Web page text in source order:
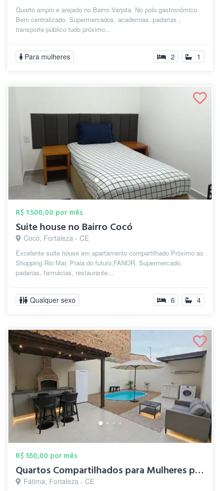
Quarto amplo e arejado no Bairro Varjota. No polo gastronômico.
Bem centralizado. Supermercados, academias, padarias ,
transporte público tudo próximo...
Para mulheres 2 1
R$ 1.500,00 por mês
Suite house no Bairro Cocó
Cocó, Fortaleza - CE
Excelente suite house em apartamento compartilhado Próximo ao
Shopping Rio Mar, Praia do futuro,FANOR, Supermercado,
padarias, farmácias, restaurante...
Qualquer sexo 6 4
R$ 550,00 por mês
Quartos Compartilhados para Mulheres prx...
Fátima, Fortaleza - CE